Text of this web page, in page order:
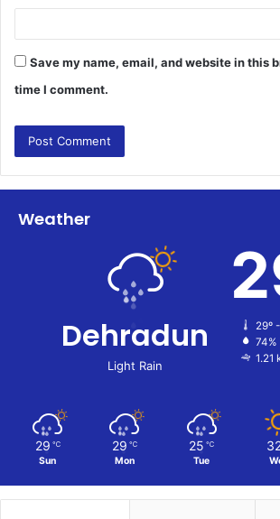
Save my name, email, and website in this
time I comment.
Weather
Dehradun
Light Rain
29º
74%
1.21
29 ℃
Sun
29 ℃
Mon
25 ℃
Tue